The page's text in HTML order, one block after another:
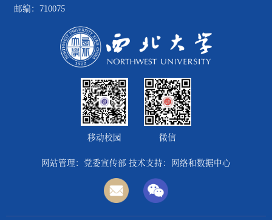
邮编：710075
移动校园 微信
网站管理：党委宣传部 技术支持：网络和数据中心